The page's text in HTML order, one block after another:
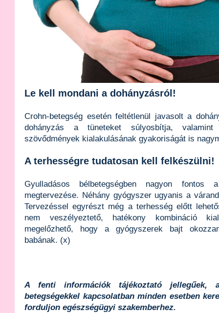
Le kell mondani a dohányzásról!
Crohn-betegség esetén feltétlenül javasolt a
dohányzás a tüneteket súlyosbítja,
szövődmények kialakulásának gyakoriságát is
A terhességre tudatosan kell felkészülni!
Gyulladásos bélbetegségben nagyon fontos
megtervezése. Néhány gyógyszer ugyanis a
Tervezéssel egyrészt még a terhesség előtt
nem veszélyeztető, hatékony kombináció
megelőzhető, hogy a gyógyszerek bajt
babának. (x)
A fenti információk tájékoztató jellegűek,
betegségekkel kapcsolatban minden esetben
forduljon egészségügyi szakemberhez.